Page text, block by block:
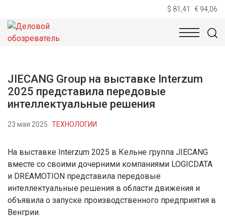
$ 81,41 € 94,06
НОВОСТИ
JIECANG Group на выставке Interzum
2025 представила передовые
интеллектуальные решения
23 мая 2025 ТЕХНОЛОГИИ
На выставке Interzum 2025 в Кельне группа JIECANG
вместе со своими дочерними компаниями LOGICDATA
и DREAMOTION представила передовые
интеллектуальные решения в области движения и
объявила о запуске производственного предприятия в
Венгрии.